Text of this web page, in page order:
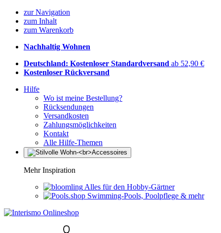
zur Navigation
zum Inhalt
zum Warenkorb
Nachhaltig Wohnen
Deutschland: Kostenloser Standardversand ab 52,90 €
Kostenloser Rückversand
Hilfe
Wo ist meine Bestellung?
Rücksendungen
Versandkosten
Zahlungsmöglichkeiten
Kontakt
Alle Hilfe-Themen
Mehr Inspiration
Alles für den Hobby-Gärtner
Swimming-Pools, Poolpflege & mehr